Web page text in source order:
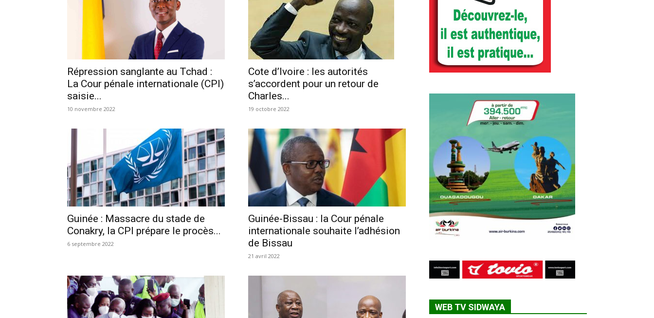
Répression sanglante au Tchad :
La Cour pénale internationale (CPI)
saisie...
10 novembre 2022
Cote d’Ivoire : les autorités
s’accordent pour un retour de
Charles...
19 octobre 2022
Guinée : Massacre du stade de
Conakry, la CPI prépare le procès...
6 septembre 2022
Guinée-Bissau : la Cour pénale
internationale souhaite l’adhésion
de Bissau
21 avril 2022
WEB TV SIDWAYA